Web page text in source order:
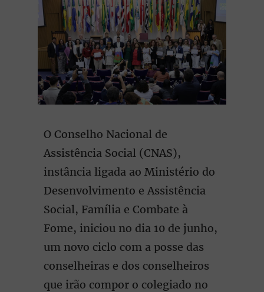
O Conselho Nacional de
Assistência Social (CNAS),
instância ligada ao Ministério do
Desenvolvimento e Assistência
Social, Família e Combate à
Fome, iniciou no dia 10 de junho,
um novo ciclo com a posse das
conselheiras e dos conselheiros
que irão compor o colegiado no